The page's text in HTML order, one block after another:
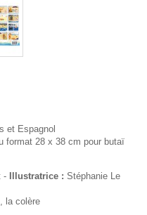
et Espagnol
format 28 x 38 cm pour butaï
- Illustratrice : Stéphanie Le
la colère